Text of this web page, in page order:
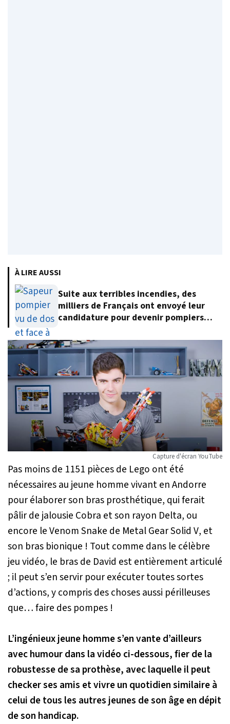
À LIRE AUSSI
Suite aux terribles incendies, des
milliers de Français ont envoyé leur
candidature pour devenir pompiers
Capture d'écran YouTube
Pas moins de 1151 pièces de Lego ont été
nécessaires au jeune homme vivant en Andorre
pour élaborer son bras prosthétique, qui ferait
pâlir de jalousie Cobra et son rayon Delta, ou
encore le Venom Snake de Metal Gear Solid V, et
son bras bionique ! Tout comme dans le célèbre
jeu vidéo, le bras de David est entièrement articulé
; il peut s’en servir pour exécuter toutes sortes
d’actions, y compris des choses aussi périlleuses
que… faire des pompes !
L’ingénieux jeune homme s’en vante d’ailleurs
avec humour dans la vidéo ci-dessous, fier de la
robustesse de sa prothèse, avec laquelle il peut
checker ses amis et vivre un quotidien similaire à
celui de tous les autres jeunes de son âge en dépit
de son handicap.